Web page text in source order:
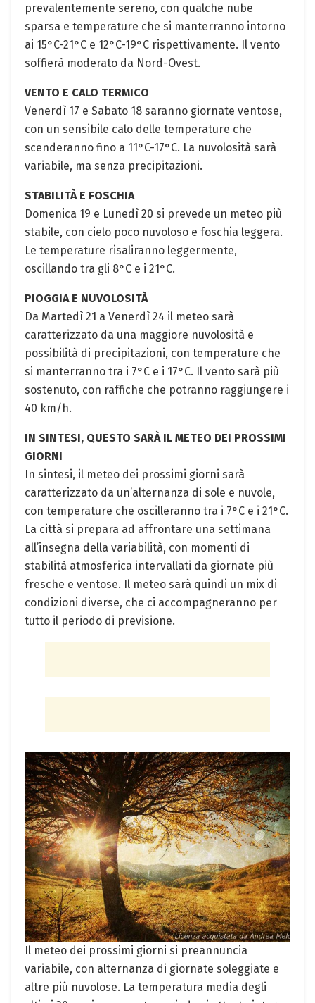
‍prevalentemente sereno, con qualche nube
sparsa e temperature che si manterranno intorno
ai 15°C-21°C e 12°C-19°C rispettivamente. Il ‌vento
soffierà‌ moderato da Nord-Ovest.
VENTO E CALO TERMICO
Venerdì 17 e⁣ Sabato 18 saranno giornate ventose,
con un sensibile calo delle‍ temperature che
scenderanno‍ fino ⁤a 11°C-17°C. La ​nuvolosità ⁢sarà
variabile, ma senza‍ precipitazioni.
STABILITÀ E FOSCHIA
Domenica 19 e ⁤Lunedì ⁣20 si prevede un meteo più
⁢stabile, con cielo poco nuvoloso e foschia ⁤leggera.
Le temperature​ risaliranno leggermente,
oscillando tra gli 8°C e i 21°C.
PIOGGIA E NUVOLOSITÀ
Da Martedì 21 a‍ Venerdì 24‌ il meteo sarà
caratterizzato ​da una maggiore nuvolosità e
possibilità di precipitazioni, con temperature che
⁤si manterranno tra i⁣ 7°C e i 17°C. Il vento sarà più
sostenuto, con raffiche ‌che potranno‍ raggiungere i
40 km/h. ⁣
IN⁣ SINTESI, QUESTO SARÀ ​IL METEO DEI PROSSIMI
GIORNI
In sintesi, il​ meteo dei prossimi⁢ giorni sarà
caratterizzato da un’alternanza‍ di⁤ sole⁤ e nuvole,
con temperature che oscilleranno tra ​i 7°C e i 21°C.​
La città si prepara ad ⁤affrontare una settimana
all’insegna della variabilità, con momenti di
stabilità atmosferica ‍intervallati da giornate più‌
fresche e ​ventose. Il meteo ​sarà quindi un mix di
condizioni diverse, ⁣che ci accompagneranno per
tutto il periodo di previsione.
Il meteo dei‌ prossimi giorni si ⁢preannuncia
variabile, con alternanza di giornate⁤ soleggiate ⁣e
altre più nuvolose. La temperatura media⁤ degli